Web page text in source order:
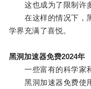
这也成为了限制许多
在这样的情况下，黑
学界充满了喜悦。
黑洞加速器免费2024年
一些富有的科学家和
黑洞加速器免费使用